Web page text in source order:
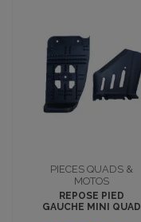
PIECES QUADS &
MOTOS
REPOSE PIED
GAUCHE MINI QUAD